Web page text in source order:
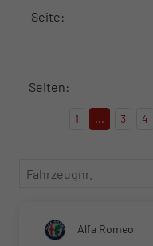
Seite:
Seiten:
1 ... 3 4
Fahrzeugnr.
Alfa Romeo